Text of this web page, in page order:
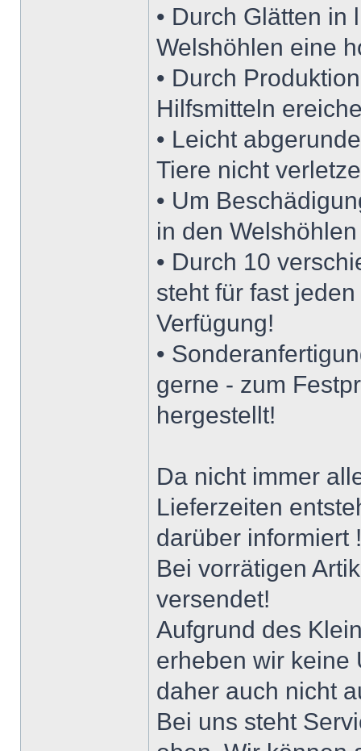
• Durch Glätten
Welshöhlen eine
• Durch
Hilfsmitteln
• Leicht
Tiere nicht
• Um
in den
• Durch 10
steht für fast
Verfügung!
•
gerne - zum
hergestellt!
Da nicht immer
Lieferzeiten
darüber informiert !
Bei vorrätigen
versendet!
Aufgrund des
erheben wir keine
daher auch nicht
Bei uns steht